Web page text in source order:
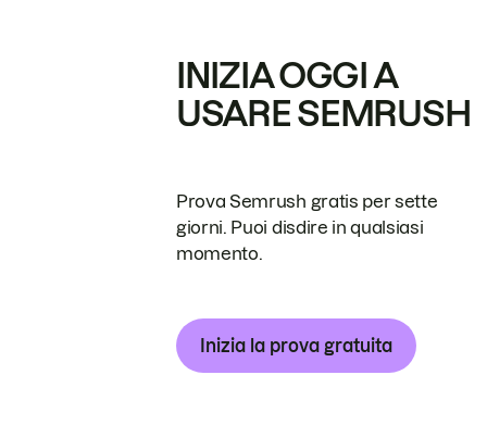
INIZIA OGGI A
USARE SEMRUSH
Prova Semrush gratis per sette
giorni. Puoi disdire in qualsiasi
momento.
Inizia la prova gratuita